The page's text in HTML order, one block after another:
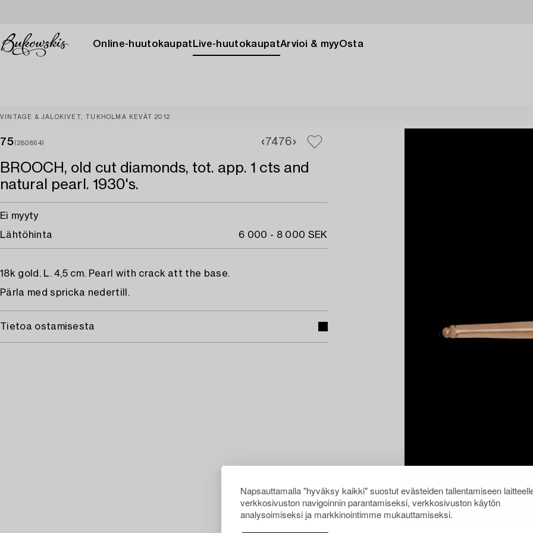
Napsauttamalla "hyväksy kaikki" suostut evästeiden tallentamiseen
verkkosivuston navigoinnin parantamiseksi, verkkosivuston käytön
analysoimiseksi ja markkinointimme mukauttamiseksi.
Online-huutokaupat Live-huutokaupatArvioi & myyOsta
VINTAGE & JALOKIVET, TUKHOLMA KEVÄT 2012
75 (280864) 7476
BROOCH, old cut diamonds, tot. app. 1 cts and
natural pearl. 1930's.
Ei myyty
Lähtöhinta
6 000 - 8 000 SEK
18k gold. L. 4,5 cm. Pearl with crack att the base.
Pärla med spricka nedertill.
Tietoa ostamisesta